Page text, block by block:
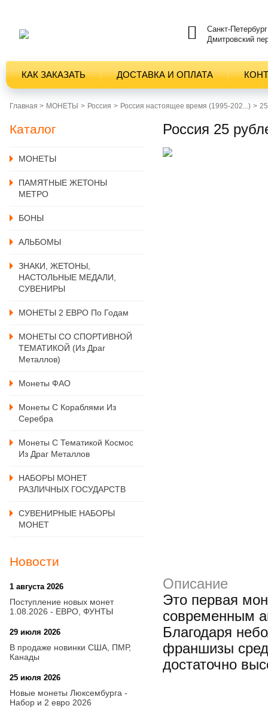
Санкт-Петербург
Дмитровский
КАК ЗАКАЗАТЬ ДОСТАВКА И ОПЛАТА
Главная > MОНЕТЫ Россия Россия настоящее время (1995-202...)
Каталог
MОНЕТЫ
ПАМЯТНЫЕ ЖЕТОНЫ
МЕТРО
БОНЫ
АЛЬБОМЫ
ЗНАКИ, ЖЕТОНЫ,
НАСТОЛЬНЫЕ МЕДАЛИ,
СУВЕНИРЫ
МОНЕТЫ 2 ЕВРО По Годам
МОНЕТЫ СО СПОРТИВНОЙ
ТЕМАТИКОЙ (из Драг
Металлов)
Монеты ФАО
Монеты С Кораблями Из
Серебра
Монеты С Тематикой Космос
Из Драг Металлов
НАБОРЫ МОНЕТ
РАЗЛИЧНЫХ ГОСУДАРСТВ
СУВЕНИРНЫЕ НАБОРЫ
МОНЕТ
Новости
1 августа 2026
Поступление новых монет
1.08.2026 - ЕВРО, ФУНТЫ
29 июля 2026
В продаже новинки США, ПМР,
Канады
25 июля 2026
Новые монеты Люксембурга -
Набор и 2 евро 2026
Россия 25
Описание
Это первая
современным
Благодаря
франшизы
достаточно